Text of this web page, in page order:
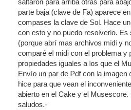
saltaron para arriba otras para
parte baja (clave de Fa) aparece
compases la clave de Sol. Hace
con esto y no puedo resolverlo. Es
(porque abrí mas archivos midi y
comparé el midi con el problema y
propiedades iguales a los que el
Envío un par de Pdf con la imagen
hice para que vean el
abierto en el Cake y el
saludos.-